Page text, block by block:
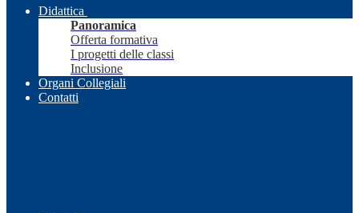
Didattica
Panoramica
Offerta formativa
I progetti delle classi
Inclusione
Organi Collegiali
Contatti